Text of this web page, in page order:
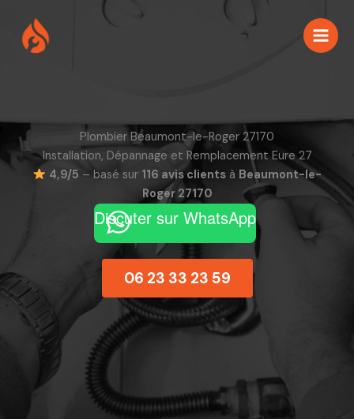
contenu
Plombier Beaumont-le-Roger 27170
Installation, Dépannage et Remplacement Eure 27
4,9/5 – basé sur 116 avis clientsà Beaumont-le-
Roger 27170
Discuter sur WhatsApp
06 23 33 23 59